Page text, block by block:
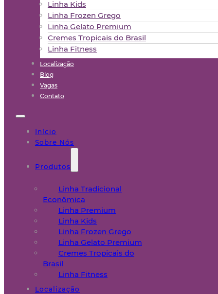
Linha Kids
Linha Frozen Grego
Linha Gelato Premium
Cremes Tropicais do Brasil
Linha Fitness
Localização
Blog
Vagas
Contato
Início
Sobre Nós
Produtos
Linha Tradicional
Econômica
Linha Premium
Linha Kids
Linha Frozen Grego
Linha Gelato Premium
Cremes Tropicais do
Brasil
Linha Fitness
Localização